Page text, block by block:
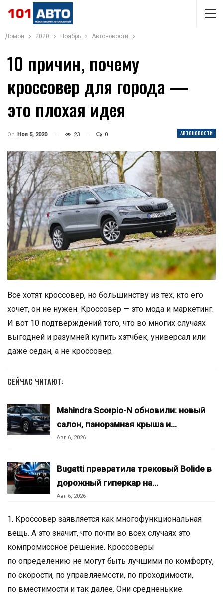
Домой 2020 Ноябрь Автоновости
10 причин, почему
кроссовер для города —
это плохая идея
АВТОНОВОСТИ
On Ноя 5, 2020 23 0
Все хотят кроссовер, но большинству из тех, кто его
хочет, он не нужен. Кроссовер — это мода и маркетинг.
И вот 10 подтверждений того, что во многих случаях
выгодней и разумней купить хэтчбек, универсал или
даже седан, а не кроссовер.
СЕЙЧАС ЧИТАЮТ:
Mahindra Scorpio-N обновили: новый
салон, панорамная крыша и…
Авг 6, 2026
Bugatti превратила трековый Bolide в
дорожный гиперкар на…
Авг 6, 2026
1. Кроссовер заявляется как многофункциональная
вещь. А это значит, что почти во всех случаях это
компромиссное решение. Кроссоверы
по определению не могут быть лучшими по комфорту,
по скорости, по управляемости, по проходимости,
по вместимости и так далее. Они средненькие.